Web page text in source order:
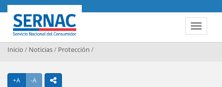
Contenido principal
Toggle
SERNAC
Inicio / Noticias/ Protección /
+A Agrandar texto
-A Achicar textoicono compartir